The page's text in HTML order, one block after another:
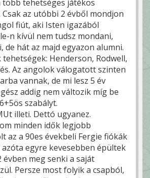
több tehetséges játékos
Csak az utóbbi 2 évből mondjon
fiút, aki Isten igazából
n kívül nem tudsz mondani,
de hát az majd egyazon alumni.
tehetségek: Henderson, Rodwell,
Az angolok válogatott szinten
vannak, de mi lesz 5 év
addig nem változik míg be
szabályt.
illeti. Dettó ugyanez.
minden idők legjobb
az a 90es évekbeli Fergie fiókák
azóta egyre kevesebben épültek
évben meg senki a saját
Persze most folyik a csapból,